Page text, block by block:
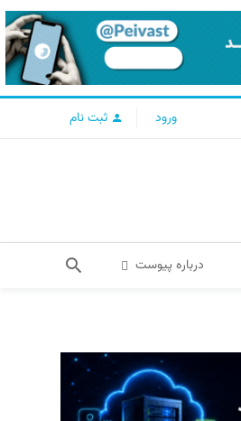
ورود ثبت نام
درباره پیوست